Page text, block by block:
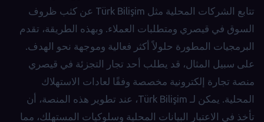
تتابع الشركات المحلية مثل Türk Bilişim عن كثب ظروف
السوق في قيصري ومتطلبات العملاء. وبهذه الطريقة، تقدم
البرمجيات المطورة حلولاً أكثر فعالية وموجهة نحو الهدف.
على سبيل المثال، قد يطلب أحد تجار التجزئة في قيصري
منصة تجارة إلكترونية مخصصة وفقًا لعادات الاستهلاك
المحلية. يمكن لـ Türk Bilişim، عند تطوير هذه المنصة، أن
تأخذ في الاعتبار البيانات المحلية وسلوكيات المستهلك، مما